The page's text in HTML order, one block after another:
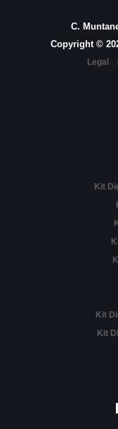
C.
Copyright ©
Legal
Kit
Kit
Kit